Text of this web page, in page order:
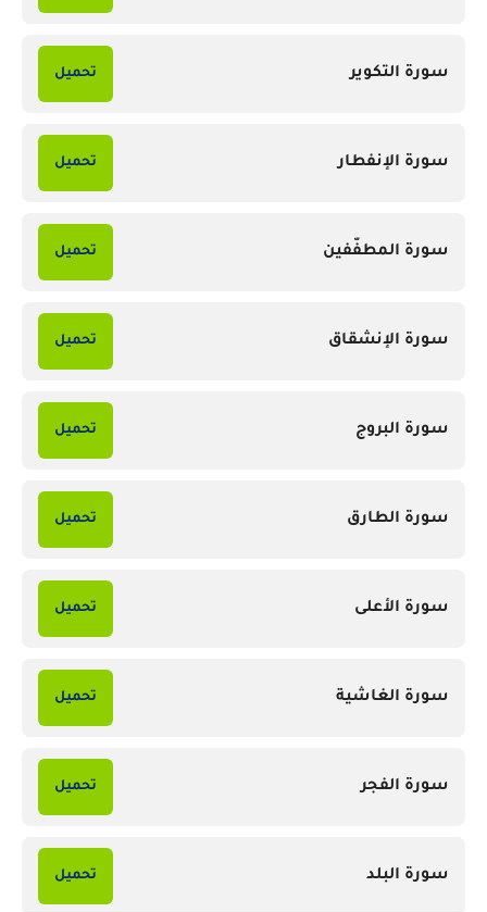
سورة التكوير تحميل
سورة الإنفطار تحميل
سورة المطفّفين تحميل
سورة الإنشقاق تحميل
سورة البروج تحميل
سورة الطارق تحميل
سورة الأعلى تحميل
سورة الغاشية تحميل
سورة الفجر تحميل
سورة البلد تحميل